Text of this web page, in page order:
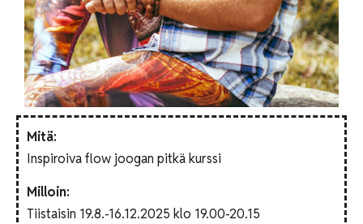
Mitä:
Inspiroiva flow joogan pitkä kurssi
Milloin:
Tiistaisin 19.8.-16.12.2025 klo 19.00-20.15